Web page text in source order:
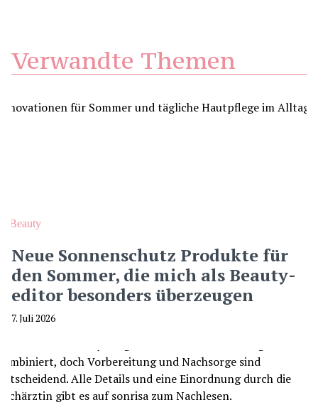
Verwandte Themen
Beauty
Neue Sonnenschutz Produkte für
den Sommer, die mich als Beauty-
editor besonders überzeugen
7. Juli 2026